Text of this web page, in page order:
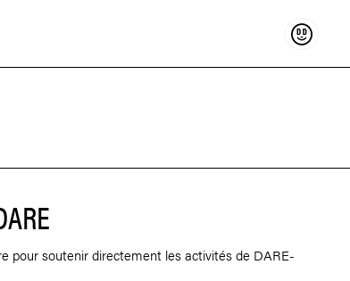
Soutenir
pour soutenir directement les activités de DARE-